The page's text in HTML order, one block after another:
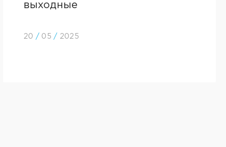
выходные
20 / 05 / 2025